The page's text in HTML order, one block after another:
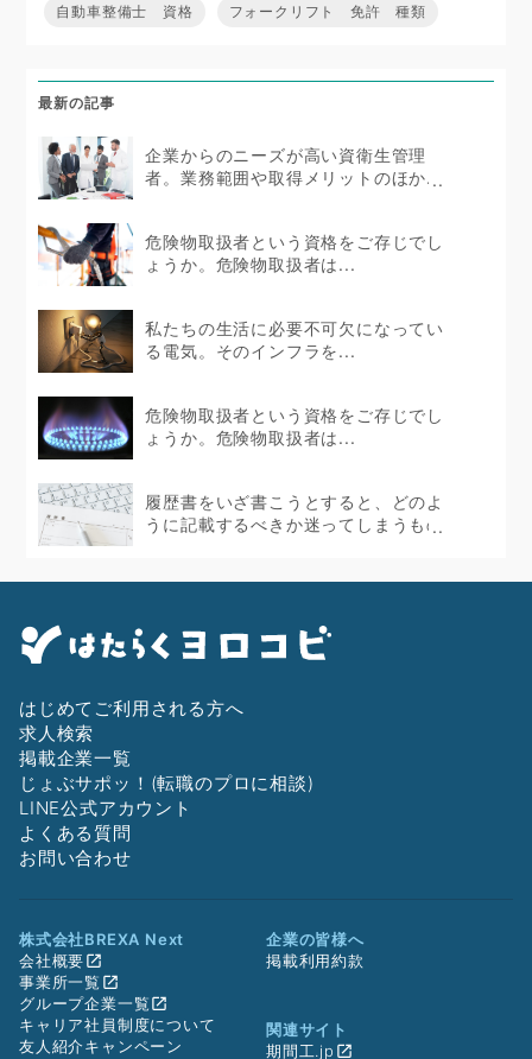
自動車整備士 資格 フォークリフト 免許 種類
最新の記事
企業からのニーズが高い資衛生管理
者。業務範囲や取得メリットのほか...
危険物取扱者という資格をご存じでし
ょうか。危険物取扱者は...
私たちの生活に必要不可欠になってい
る電気。そのインフラを...
危険物取扱者という資格をご存じでし
ょうか。危険物取扱者は...
履歴書をいざ書こうとすると、どのよ
うに記載するべきか迷ってしまうもの
はじめてご利用される方へ
求人検索
掲載企業一覧
じょぶサポッ！(転職のプロに相談)
LINE公式アカウント
よくある質問
お問い合わせ
株式会社BREXA Next
会社概要
事業所一覧
グループ企業一覧
キャリア社員制度について
友人紹介キャンペーン
企業の皆様へ
掲載利用約款
関連サイト
期間工.jp